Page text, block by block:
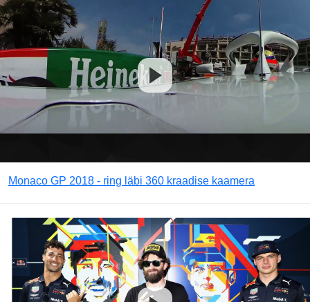
Monaco GP 2018 - ring läbi 360 kraadise kaamera